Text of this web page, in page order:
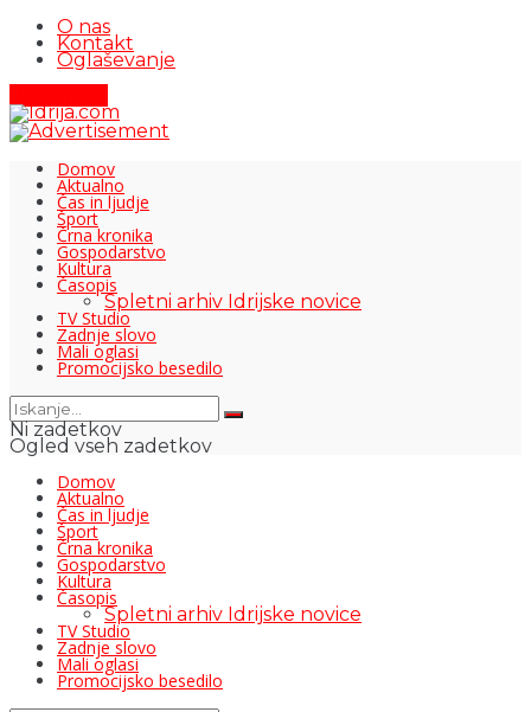
O nas
Kontakt
Oglaševanje
Domov
Aktualno
Čas in ljudje
Šport
Črna kronika
Gospodarstvo
Kultura
Časopis
Spletni arhiv Idrijske novice
TV Studio
Zadnje slovo
Mali oglasi
Promocijsko besedilo
Ni zadetkov
Ogled vseh zadetkov
Domov
Aktualno
Čas in ljudje
Šport
Črna kronika
Gospodarstvo
Kultura
Časopis
Spletni arhiv Idrijske novice
TV Studio
Zadnje slovo
Mali oglasi
Promocijsko besedilo